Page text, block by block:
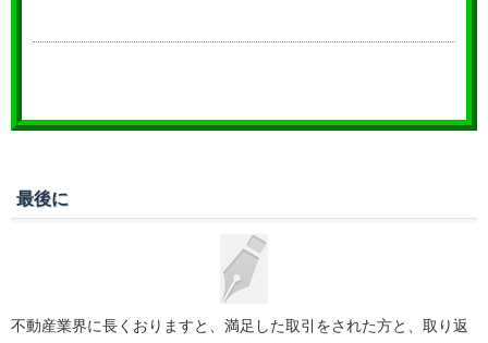
最後に
不動産業界に長くおりますと、満足した取引をされた方と、取り返